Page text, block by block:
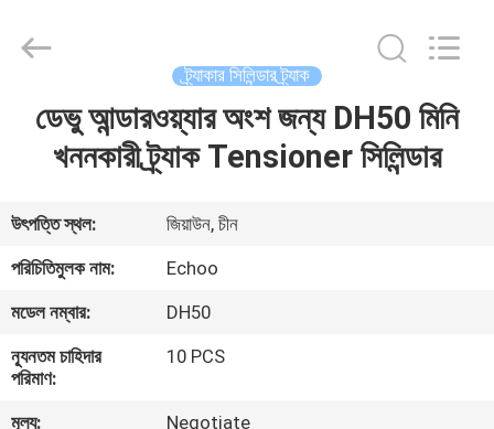
বাড়ি
আমাদের
সম্পর্কে
কারখানা
ভ্রমণ
Corporation.
ট্র্যাকার সিলিন্ডার ট্র্যাক
ডেভু আন্ডারওয়্যার অংশ জন্য DH50 মিনি
খননকারী ট্র্যাক Tensioner সিলিন্ডার
উৎপত্তি স্থল:
জিয়াউন, চীন
পরিচিতিমুলক নাম:
Echoo
মডেল নম্বার:
DH50
ন্যূনতম চাহিদার
পরিমাণ:
10 PCS
মূল্য:
Negotiate